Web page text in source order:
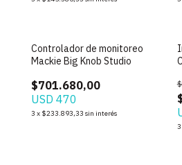
Controlador de monitoreo
Mackie Big Knob Studio
$701.680,00
USD 470
3 x $233.893,33 sin interés
3